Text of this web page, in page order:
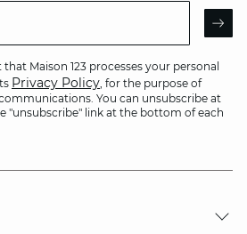
Maison 123 processes your personal
Privacy Policy, for the purpose of
You can unsubscribe at
"unsubscribe" link at the bottom of each